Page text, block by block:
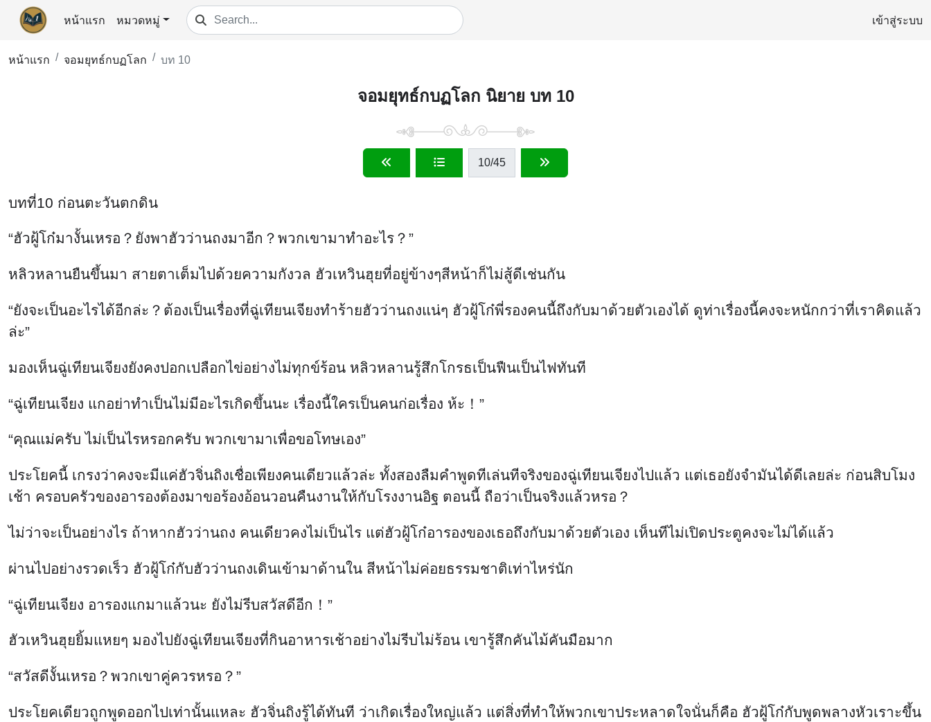
หน้าแรก หมวดหมู่ เข้าสู่ระบบ
หน้าแรก จอมยุทธ์กบฏโลก บท 10
จอมยุทธ์กบฏโลก นิยาย บท 10
10/45
บทที่10 ก่อนตะวันตกดิน
“ฮัวฝู้โก๋มางั้นเหรอ？ยังพาฮัวว่านถงมาอีก？พวกเขามาทำอะไร？”
หลิวหลานยืนขึ้นมา สายตาเต็มไปด้วยความกังวล ฮัวเหวินฮุยที่อยู่ข้างๆสีหน้าก็ไม่สู้ดีเช่นกัน
“ยังจะเป็นอะไรได้อีกล่ะ？ต้องเป็นเรื่องที่ฉู่เทียนเจียงทำร้ายฮัวว่านถงแน่ๆ ฮัวฝู้โก๋พี่รองคนนี้ถึงกับมาด้วยตัวเองได้ ดูท่าเรื่องนี้คงจะหนักกว่าที่เราคิดแล้ว
ล่ะ”
มองเห็นฉู่เทียนเจียงยังคงปอกเปลือกไข่อย่างไม่ทุกข์ร้อน หลิวหลานรู้สึกโกรธเป็นฟืนเป็นไฟทันที
“ฉู่เทียนเจียง แกอย่าทำเป็นไม่มีอะไรเกิดขึ้นนะ เรื่องนี้ใครเป็นคนก่อเรื่อง ห้ะ！”
“คุณแม่ครับ ไม่เป็นไรหรอกครับ พวกเขามาเพื่อขอโทษเอง”
ประโยคนี้ เกรงว่าคงจะมีแค่ฮัวจิ่นถิงเชื่อเพียงคนเดียวแล้วล่ะ ทั้งสองลืมคำพูดทีเล่นทีจริงของฉู่เทียนเจียงไปแล้ว แต่เธอยังจำมันได้ดีเลยล่ะ ก่อนสิบโมง
เช้า ครอบครัวของอารองต้องมาขอร้องอ้อนวอนคืนงานให้กับโรงงานอิฐ ตอนนี้ ถือว่าเป็นจริงแล้วหรอ？
ไม่ว่าจะเป็นอย่างไร ถ้าหากฮัวว่านถง คนเดียวคงไม่เป็นไร แต่ฮัวฝู้โก๋อารองของเธอถึงกับมาด้วยตัวเอง เห็นทีไม่เปิดประตูคงจะไม่ได้แล้ว
ผ่านไปอย่างรวดเร็ว ฮัวฝู้โก๋กับฮัวว่านถงเดินเข้ามาด้านใน สีหน้าไม่ค่อยธรรมชาติเท่าไหร่นัก
“ฉู่เทียนเจียง อารองแกมาแล้วนะ ยังไม่รีบสวัสดีอีก！”
ฮัวเหวินฮุยยิ้มแหยๆ มองไปยังฉู่เทียนเจียงที่กินอาหารเช้าอย่างไม่รีบไม่ร้อน เขารู้สึกคันไม้คันมือมาก
“สวัสดีงั้นเหรอ？พวกเขาคู่ควรหรอ？”
ประโยคเดียวถูกพูดออกไปเท่านั้นแหละ ฮัวจิ่นถิงรู้ได้ทันที ว่าเกิดเรื่องใหญ่แล้ว แต่สิ่งที่ทำให้พวกเขาประหลาดใจนั่นก็คือ ฮัวฝู้โก๋กับพูดพลางหัวเราะขึ้น